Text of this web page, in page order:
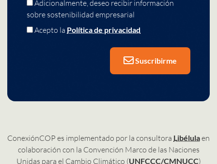
Adicionalmente, deseo recibir información
sobre sostenibilidad empresarial
Acepto la Política de privacidad
Suscribirme
ConexiónCOP es implementado por la consultora Libélulaen
colaboración con la Convención Marco de las Naciones
Unidas para el Cambio Climático (UNFCCC/CMNUCC)